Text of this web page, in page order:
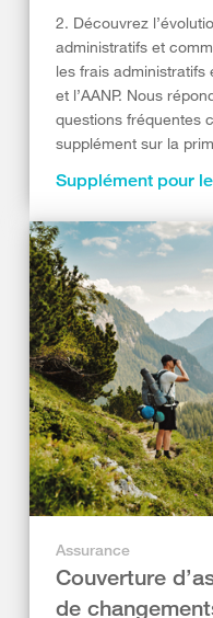
2. Découvrez
administratifs et
les frais administratifs
et l’AANP. Nous
questions fréquentes
supplément sur la
Supplément pour
Assurance
Couverture
de